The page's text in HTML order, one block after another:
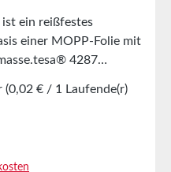
ein reißfestes
einer MOPP-Folie mit
4287
geringer
und sauber
(0,02 € / 1 Laufende(r)